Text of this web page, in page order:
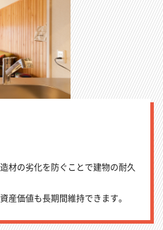
材の劣化を防ぐことで建物の耐久
産価値も長期間維持できます。